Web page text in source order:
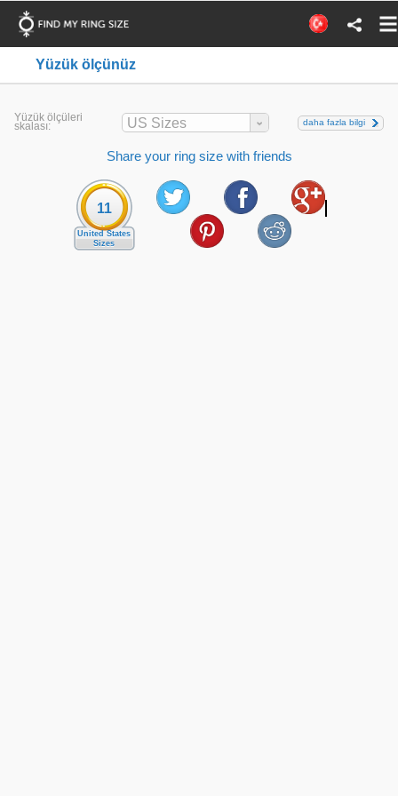
Yüzük ölçünüz
Yüzük ölçüleri
skalası: US Sizes daha fazla bilgi
Share your ring size with friends
11
United States
Sizes